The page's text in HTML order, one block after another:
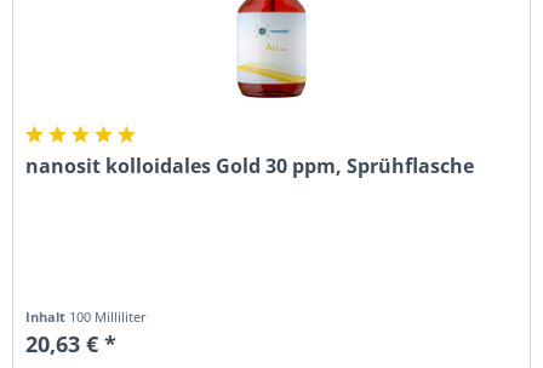
nanosit kolloidales Gold 30 ppm, Sprühflasche
Inhalt 100 Milliliter
20,63 € *